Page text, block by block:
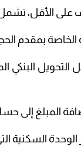
بمقدم
المبلغ إلى
السكنية